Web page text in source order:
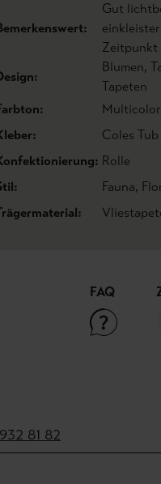
Gut
Zeitpunkt
Blumen,
Tapeten
Multicolor
Coles Tub
Rolle
Fauna,
FAQ
81 82